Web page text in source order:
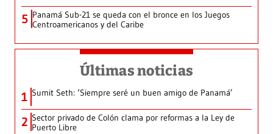
5 Panamá Sub-21 se queda con el bronce en los Juegos
Centroamericanos y del Caribe
Últimas noticias
1 Sumit Seth: ‘Siempre seré un buen amigo de Panamá’
2 Sector privado de Colón clama por reformas a la Ley de
Puerto Libre